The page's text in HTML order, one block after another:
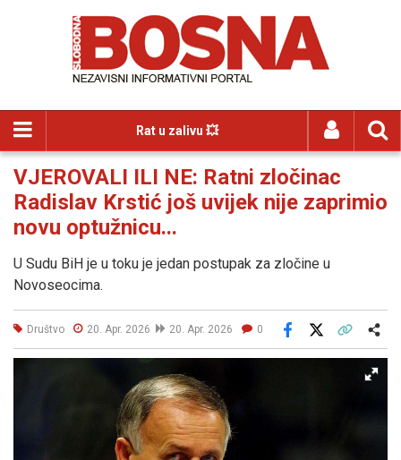
Rat u zalivu 💥
VJEROVALI ILI NE: Ratni zločinac
Radislav Krstić još uvijek nije zaprimio
novu optužnicu...
U Sudu BiH je u toku je jedan postupak za zločine u
Novoseocima.
Društvo 20. Apr. 2026 20. Apr. 2026 0
Facebook